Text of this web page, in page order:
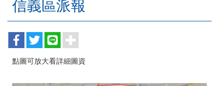
信義區派報
點圖可放大看詳細圖資